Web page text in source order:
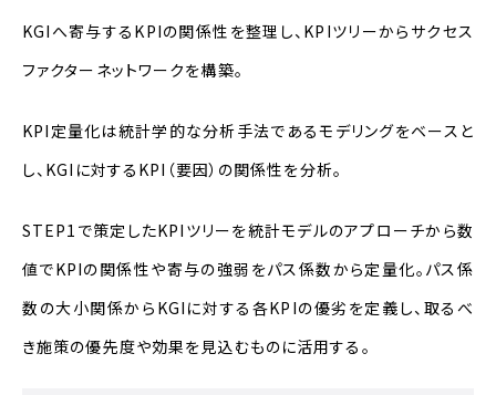
KGIへ寄与する KPIの関係性を整理し、 KPIツリーからサクセス
ファクターネットワークを構築。
KPI定量化は統計学的な分析手法であるモデリングをベースと
し、 KGI に対する KPI （要因）の関係性を分析。
STEP1で策定したKPI ツリーを統計モデルのアプローチから数
値でKPIの関係性や寄与の強弱をパス係数から定量化。パス係
数の大小関係から KGI に対する各KPIの優劣を定義し、取るべ
き施策の優先度や効果を見込むものに活用する。